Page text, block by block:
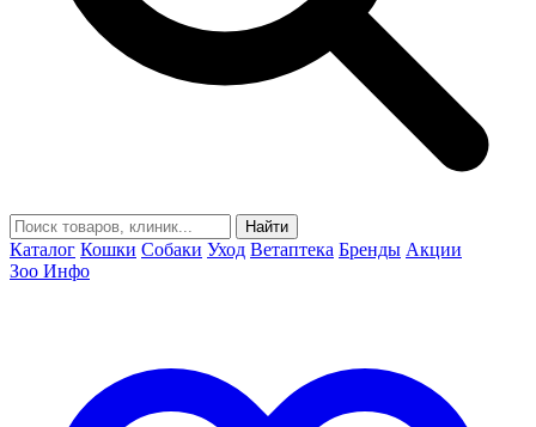
Найти
Каталог Кошки Собаки Уход Ветаптека Бренды Акции
Зоо Инфо